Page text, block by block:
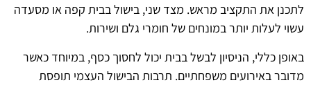
לתכנן את התקציב מראש. מצד שני, בישול בבית קפה או מסעדה
עשוי לעלות יותר במונחים של חומרי גלם ושירות.
באופן כללי, הניסיון לבשל בבית יכול לחסוך כסף, במיוחד כאשר
מדובר באירועים משפחתיים. תרבות הבישול העצמי תופסת